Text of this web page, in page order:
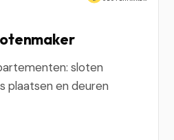
sloten
plaatsen en deuren